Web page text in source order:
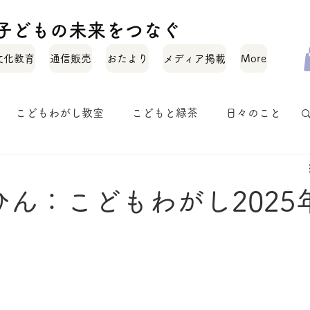
どもの未来をつなぐ
化教育 通信販売 おたより メディア掲載 More
こどもわがし教室 こどもと緑茶 日々のこと
ん：こどもわがし2025